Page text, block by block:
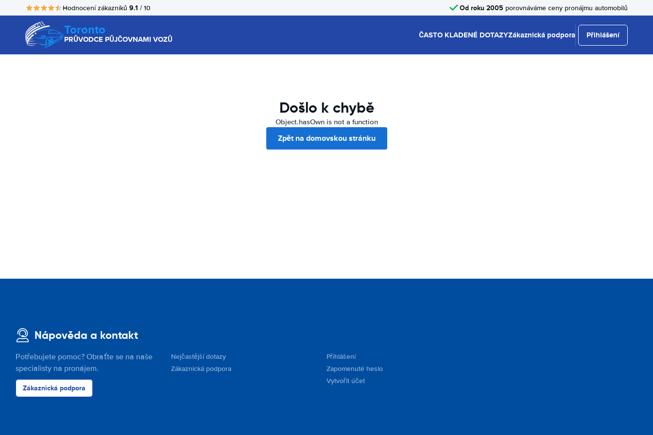
Hodnocení zákazníků 9.1 / 10 Od roku 2005 porovnáváme ceny pronájmu automobilů
Toronto
PRŮVODCE PŮJČOVNAMI VOZŮ ČASTO KLADENÉ DOTAZYZákaznická podpora Přihlášení
Došlo k chybě
Object.hasOwn is not a function
Zpět na domovskou stránku
Nápověda a kontakt
Potřebujete pomoc? Obraťte se na naše
specialisty na pronájem.
Zákaznická podpora
Nejčastější dotazy
Zákaznická podpora
Přihlášení
Zapomenuté heslo
Vytvořit účet